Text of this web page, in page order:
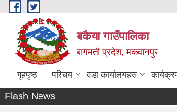
Skip to main content
बकैया गाउँपालिका
बागमती प्रदेश, मकवानपुर
गृहपृष्ठ परिचय वडा कार्यालयहरु
Flash News